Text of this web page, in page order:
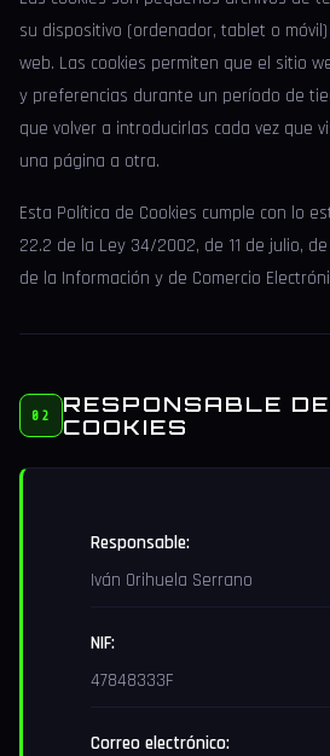
su dispositivo (ordenador, tablet o
web. Las cookies permiten que el sitio
y preferencias durante un período de
que volver a introducirlas cada vez que
una página a otra.
Esta Política de Cookies cumple con lo
22.2 de la Ley 34/2002, de 11 de julio,
de la Información y de Comercio
02
RESPONSABLE
COOKIES
Responsable:
Iván Orihuela Serrano
NIF:
47848333F
Correo electrónico: